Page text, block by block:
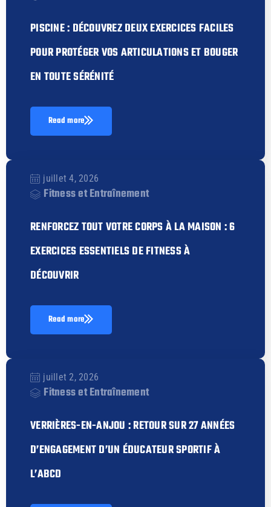
PISCINE : DÉCOUVREZ DEUX EXERCICES FACILES
POUR PROTÉGER VOS ARTICULATIONS ET BOUGER
EN TOUTE SÉRÉNITÉ
Read more
juillet 4, 2026
Fitness et Entraînement
RENFORCEZ TOUT VOTRE CORPS À LA MAISON : 6
EXERCICES ESSENTIELS DE FITNESS À
DÉCOUVRIR
Read more
juillet 2, 2026
Fitness et Entraînement
VERRIÈRES-EN-ANJOU : RETOUR SUR 27 ANNÉES
D’ENGAGEMENT D’UN ÉDUCATEUR SPORTIF À
L’ABCD